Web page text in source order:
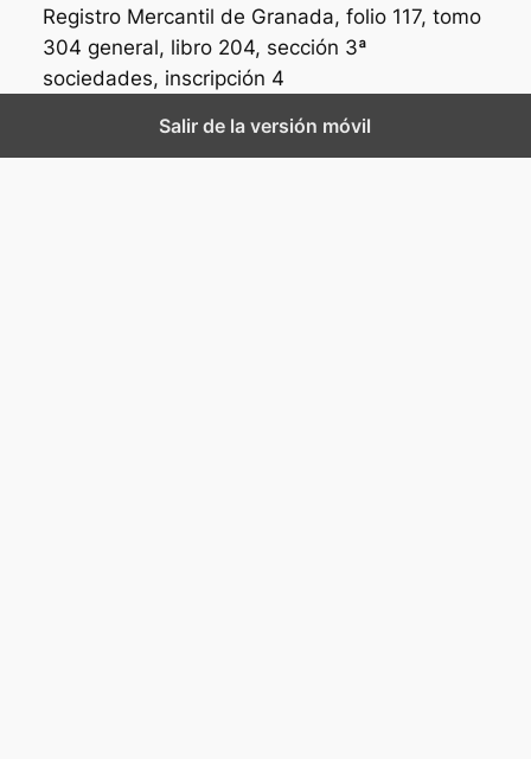
Registro Mercantil de Granada, folio 117, tomo
304 general, libro 204, sección 3ª
sociedades, inscripción 4
Salir de la versión móvil